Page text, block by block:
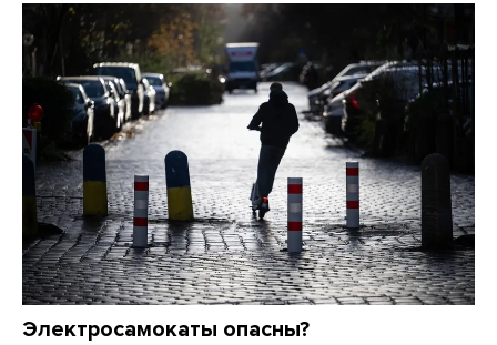
Электросамокаты опасны?